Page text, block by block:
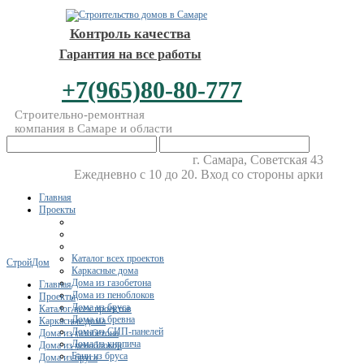
Контроль качества
Гарантия на все работы
+7(965)80-80-777
Строительно-ремонтная
компания в Самаре и области
г. Самара, Советская 43
Ежедневно с 10 до 20. Вход со стороны арки
Главная
Проекты
Каталог всех проектов
Каркасные дома
Дома из газобетона
Дома из пеноблоков
Дома из бруса
Дома из бревна
Дома из СИП-панелей
Дома из кирпича
Бани из бруса
СтройДом
Главная
Проекты
Каталог всех проектов
Каркасные дома
Дома из газобетона
Дома из пеноблоков
Дома из бруса